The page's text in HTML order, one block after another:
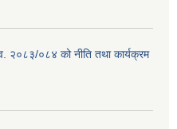
२०८३/०८४ को नीति तथा कार्यक्रम